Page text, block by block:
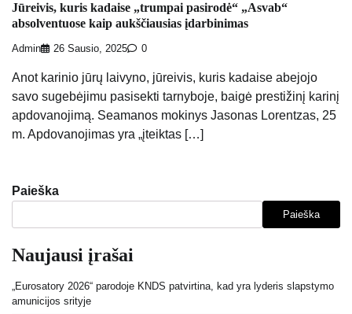
Jūreivis, kuris kadaise „trumpai pasirodė“ „Asvab“
absolventuose kaip aukščiausias įdarbinimas
Admin 26 Sausio, 2025 0
Anot karinio jūrų laivyno, jūreivis, kuris kadaise abejojo ​​
savo sugebėjimu pasisekti tarnyboje, baigė prestižinį karinį
apdovanojimą. Seamanos mokinys Jasonas Lorentzas, 25
m. Apdovanojimas yra „įteiktas […]
Paieška
Paieška
Naujausi įrašai
„Eurosatory 2026“ parodoje KNDS patvirtina, kad yra lyderis slapstymo
amunicijos srityje